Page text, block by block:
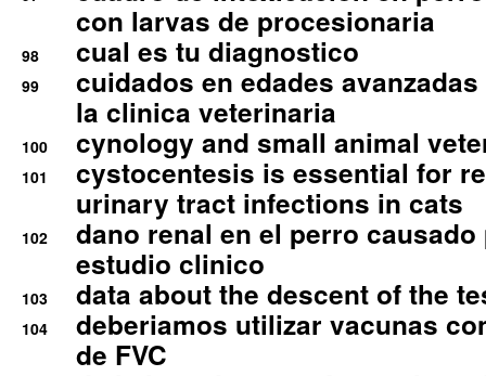
con larvas de procesionaria
98 cual es tu diagnostico
99
cuidados en edades
la clinica veterinaria
100 cynology and small animal
101
cystocentesis is essential for
urinary tract infections in cats
102
dano renal en el perro
estudio clinico
103 data about the descent of the
104
deberiamos utilizar vacunas
de FVC